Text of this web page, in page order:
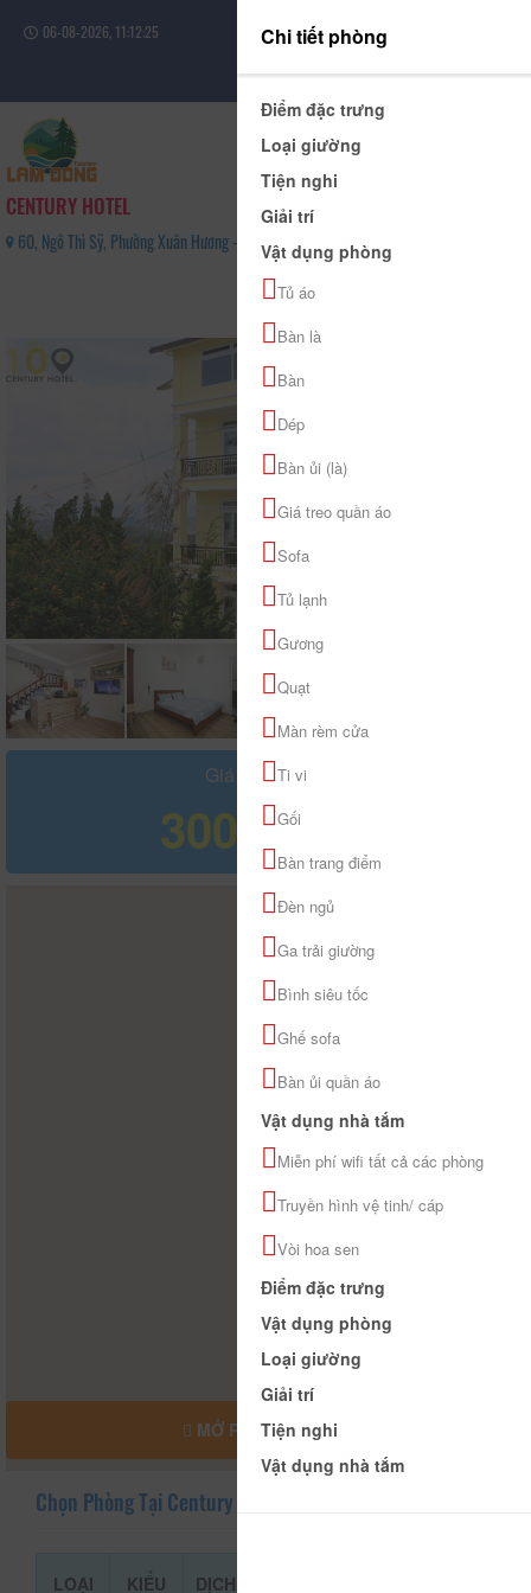
06-08-2026, 11:12:25
Đăng nhập
CENTURY HOTEL
60, Ngô Thì Sỹ, Phường Xuân Hương - Đà Lạt, Tỉnh Lâm Đồng - 0813 442 670
Giá tham khảo
300.000 đ
MỞ RỘNG BẢN ĐỒ
Chọn Phòng Tại Century Hotel
LOẠI
KIỂU
DỊCH
Chi tiết phòng
Điểm đặc trưng
Loại giường
Tiện nghi
Giải trí
Vật dụng phòng
Tủ áo
Bàn là
Bàn
Dép
Bàn ủi (là)
Giá treo quần áo
Sofa
Tủ lạnh
Gương
Quạt
Màn rèm cửa
Ti vi
Gối
Bàn trang điểm
Đèn ngủ
Ga trải giường
Bình siêu tốc
Ghế sofa
Bàn ủi quần áo
Vật dụng nhà tắm
Miễn phí wifi tất cả các phòng
Truyền hình vệ tinh/ cáp
Vòi hoa sen
Điểm đặc trưng
Vật dụng phòng
Loại giường
Giải trí
Tiện nghi
Vật dụng nhà tắm